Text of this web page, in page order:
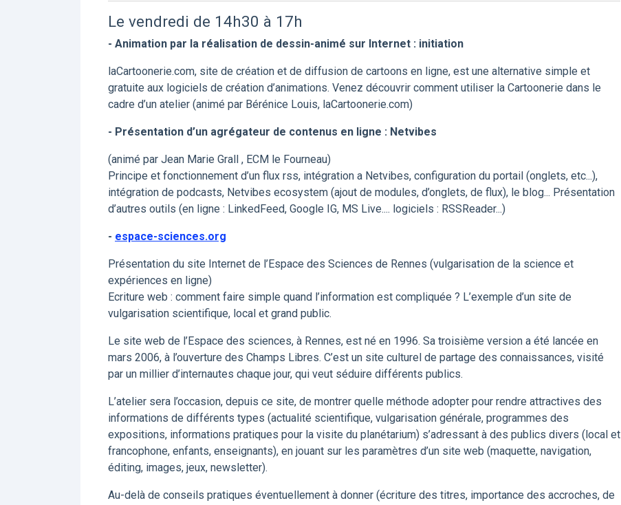
Le vendredi de 14h30 à 17h
- Animation par la réalisation de dessin-animé sur Internet : initiation
laCartoonerie.com, site de création et de diffusion de cartoons en ligne, est une alternative simple et
gratuite aux logiciels de création d’animations. Venez découvrir comment utiliser la Cartoonerie dans le
cadre d’un atelier (animé par Bérénice Louis, laCartoonerie.com)
- Présentation d’un agrégateur de contenus en ligne : Netvibes
(animé par Jean Marie Grall , ECM le Fourneau)
Principe et fonctionnement d’un flux rss, intégration a Netvibes, configuration du portail (onglets, etc...),
intégration de podcasts, Netvibes ecosystem (ajout de modules, d’onglets, de flux), le blog... Présentation
d’autres outils (en ligne : LinkedFeed, Google IG, MS Live.... logiciels : RSSReader...)
- espace-sciences.org
Présentation du site Internet de l’Espace des Sciences de Rennes (vulgarisation de la science et
expériences en ligne)
Ecriture web : comment faire simple quand l’information est compliquée ? L’exemple d’un site de
vulgarisation scientifique, local et grand public.
Le site web de l’Espace des sciences, à Rennes, est né en 1996. Sa troisième version a été lancée en
mars 2006, à l’ouverture des Champs Libres. C’est un site culturel de partage des connaissances, visité
par un millier d’internautes chaque jour, qui veut séduire différents publics.
L’atelier sera l’occasion, depuis ce site, de montrer quelle méthode adopter pour rendre attractives des
informations de différents types (actualité scientifique, vulgarisation générale, programmes des
expositions, informations pratiques pour la visite du planétarium) s’adressant à des publics divers (local et
francophone, enfants, enseignants), en jouant sur les paramètres d’un site web (maquette, navigation,
éditing, images, jeux, newsletter).
Au-delà de conseils pratiques éventuellement à donner (écriture des titres, importance des accroches, de